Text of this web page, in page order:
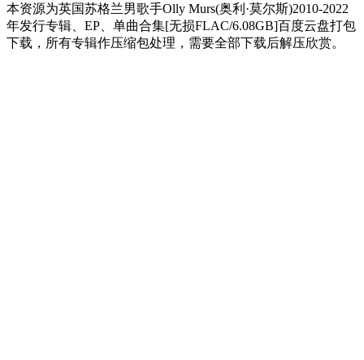
本资源为英国苏格兰男歌手Olly Murs(奥利·莫尔斯)2010-2022
年发行专辑、EP、单曲合集[无损FLAC/6.08GB]百度云盘打包
下载，所有专辑作压缩包处理，需要全部下载后解压欣赏。